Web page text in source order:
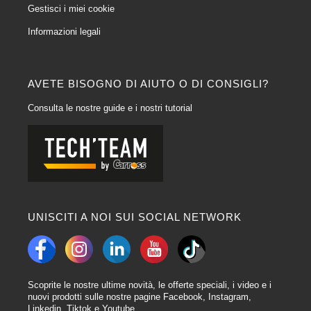
metalliche nude prima dell'applicazione dei Vernici.
5. Come posso ottimizzare l'uso di 4CR Filler Primer per ottenere una
superficie. Per ottenere una finitura liscia, applicare il fondo riempitivo
accuratamente per ottenere una superficie uniforme prima della Verniciatura
6. I primer 4CR sono compatibili con le vernici di altre marche?
In generale, i primer 4CR sono progettati per essere compatibili con diverse
professionisti della carrozzeria. Per ottenere risultati ottimali, seguire
attentamente le istruzioni del produttore e adattare la scelta del primer alle
esigenze specifiche del progetto.
Descrizione dei primer per carrozzeria 4CR:
AVETE BISOGNO DI AIUTO O DI CONSIGLI?
Consulta le nostre guide e i nostri tutorial
UNISCITI A NOI SUI SOCIAL NETWORK
Scoprite le nostre ultime novità, le offerte speciali, i video e i
nuovi prodotti sulle nostre pagine Facebook, Instagram,
Linkedin, Tiktok e Youtube
Gestisci i miei cookie
Informazioni legali